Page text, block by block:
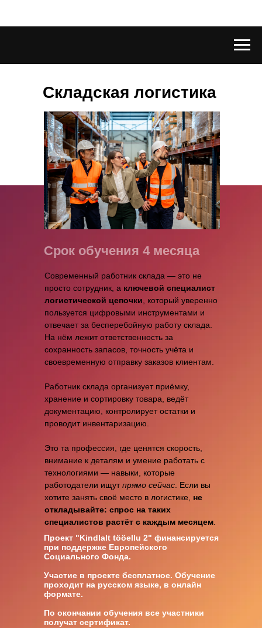
Складская логистика
Современный работник склада — это не
просто сотрудник, а ключевой специалист
логистической цепочки , который уверенно
пользуется цифровыми инструментами и
отвечает за бесперебойную работу склада.
На нём лежит ответственность за
сохранность запасов, точность учёта и
своевременную отправку заказов клиентам.
Работник склада организует приёмку,
хранение и сортировку товара, ведёт
документацию, контролирует остатки и
проводит инвентаризацию.
Это та профессия, где ценятся скорость,
внимание к деталям и умение работать с
технологиями — навыки, которые
работодатели ищутпрямо сейчас . Если вы
хотите занять своё место в логистике, не
откладывайте: спрос на таких
специалистов растёт с каждым месяцем
Проект "Kindlalt tööellu 2" финансируется
при поддержке Европейского
Социального Фонда.
Участие в проекте бесплатное. Обучение
проходит на русском языке, в онлайн
формате.
По окончании обучения все участники
получат сертификат.
Срок обучения 4 месяца